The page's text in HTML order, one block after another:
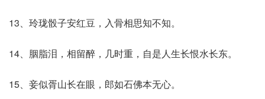
13、玲珑骰子安红豆，入骨相思知不知。
14、胭脂泪，相留醉，几时重，自是人生长恨水长东。
15、妾似胥山长在眼，郎如石佛本无心。